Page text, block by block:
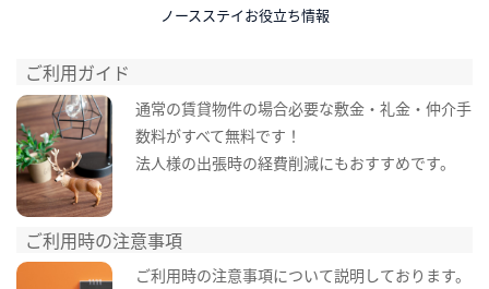
ノースステイお役立ち情報
ご利用ガイド
通常の賃貸物件の場合必要な敷金・礼金・仲介手
数料がすべて無料です！
法人様の出張時の経費削減にもおすすめです。
ご利用時の注意事項
ご利用時の注意事項について説明しております。